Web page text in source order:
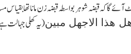
آئے گاکہ قبضہ شوہر بواسطہ قبضہ زن مانا تھا
ھذا الاجھل مبین(یہ کھلی جہالت